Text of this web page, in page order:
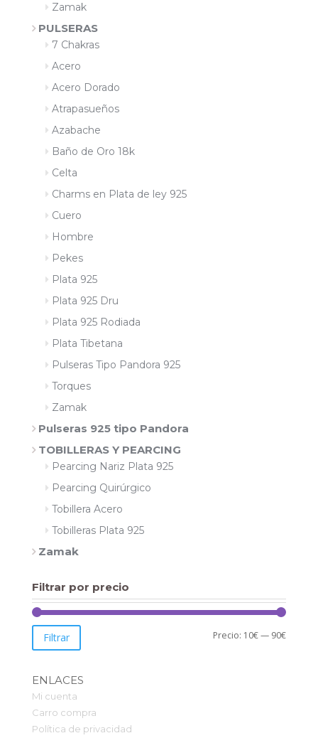
Zamak
PULSERAS
7 Chakras
Acero
Acero Dorado
Atrapasueños
Azabache
Baño de Oro 18k
Celta
Charms en Plata de ley 925
Cuero
Hombre
Pekes
Plata 925
Plata 925 Dru
Plata 925 Rodiada
Plata Tibetana
Pulseras Tipo Pandora 925
Torques
Zamak
Pulseras 925 tipo Pandora
TOBILLERAS Y PEARCING
Pearcing Nariz Plata 925
Pearcing Quirúrgico
Tobillera Acero
Tobilleras Plata 925
Zamak
Filtrar por precio
Filtrar Precio: 10€— 90€
ENLACES
Mi cuenta
Carro compra
Política de privacidad